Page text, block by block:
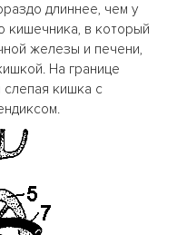
длиннее, чем у
кишечника, в который
железы и печени,
На границе
слепая кишка с